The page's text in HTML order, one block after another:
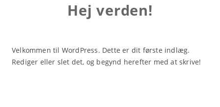
Hej verden!
Velkommen til WordPress. Dette er dit første indlæg.
Rediger eller slet det, og begynd herefter med at skrive!